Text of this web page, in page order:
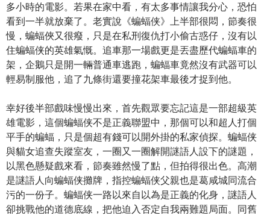
多小時的電影。若果在家中看，有太多事情讓我分心，恐怕
看到一半就放棄了。老實說《蝙蝠侠》上半部很悶，節奏很
慢，蝙蝠俠又很癈，只是在私刑復仇打小偷古惑仔，沒有以
住蝙蝠侠的英雄氣慨。追車那一場戲更是丟盡歷代蝙蝠車的
架，企鵝只是開一輛普通車逃跑，蝙蝠車竟然沒有武器可以
輕易制服他，追了九條街還要撞花架車最後才捉到他。
幸好後半部戲味慢慢出來，首先觀眾要忘記這是一部超級英
雄電影，這個蝙蝠侠不是正義聯盟中，那個可以和超人打個
平手的蝙蝠，只是個超有錢可以開外掛的私家偵探。蝙蝠侠
與貓女追查失蹤室友，一圈又一圈解開謎語人設下的謎題，
以黑色懸疑戲來看，節奏雖然慢了點，但拍得很出色。高潮
是謎語人向蝙蝠侠攤牌，指控蝙蝠侠父親也是葛咸城同流合
污的一份子。蝙蝠侠一路以來自以為是正義的化身，謎語人
卻挑戰他的道德底線，把他迫入否定自我兩難題局面。同舊